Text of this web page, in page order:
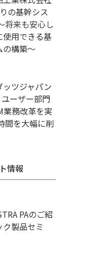
の基幹シス
将来も安心し
使用できる基
の構築～
ッツジャパン
ーザー部門
業務改革を実
間を大幅に削
情報
PAのご紹
製品セミ